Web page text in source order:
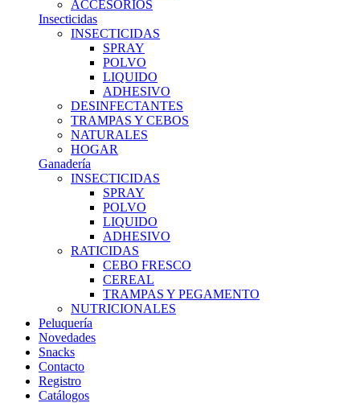
ACCESORIOS
Insecticidas
INSECTICIDAS
SPRAY
POLVO
LIQUIDO
ADHESIVO
DESINFECTANTES
TRAMPAS Y CEBOS
NATURALES
HOGAR
Ganadería
INSECTICIDAS
SPRAY
POLVO
LIQUIDO
ADHESIVO
RATICIDAS
CEBO FRESCO
CEREAL
TRAMPAS Y PEGAMENTO
NUTRICIONALES
Peluquería
Novedades
Snacks
Contacto
Registro
Catálogos